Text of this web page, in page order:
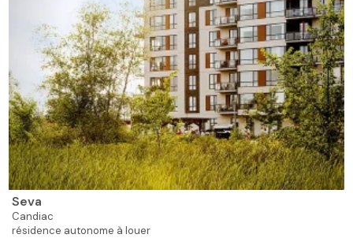
Seva
Candiac
résidence autonome à louer